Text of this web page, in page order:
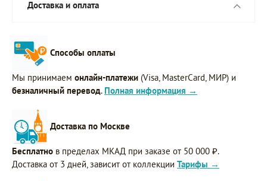
Доставка и оплата
Способы оплаты
Мы принимаем онлайн-платежи (Visa, MasterCard, МИР) и
безналичный перевод. Полная информация →
Доставка по Москве
Бесплатно в пределах МКАД при заказе от 50 000 ₽.
Доставка от 3 дней, зависит от коллекции Тарифы →